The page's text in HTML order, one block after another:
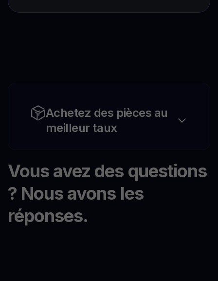
Achetez des pièces au
meilleur taux
Vous avez des questions
? Nous avons les
réponses.